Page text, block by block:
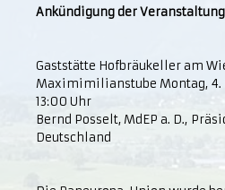
Ankündigung der
Gaststätte Hofbräukeller am
Maximimilianstube Montag, 4.
13:00 Uhr
Bernd Posselt, MdEP a. D.,
Deutschland